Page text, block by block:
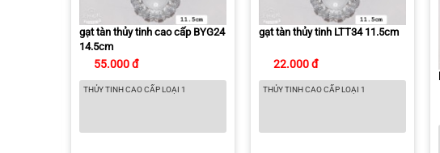
gạt tàn thủy tinh cao cấp BYG24
14.5cm
55.000 đ
THỦY TINH CAO CẤP LOẠI 1
gạt tàn thủy tinh LTT34 11.5cm
22.000 đ
THỦY TINH CAO CẤP LOẠI 1